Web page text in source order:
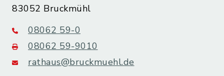
83052 Bruckmühl
08062 59-0
08062 59-9010
rathaus@bruckmuehl.de